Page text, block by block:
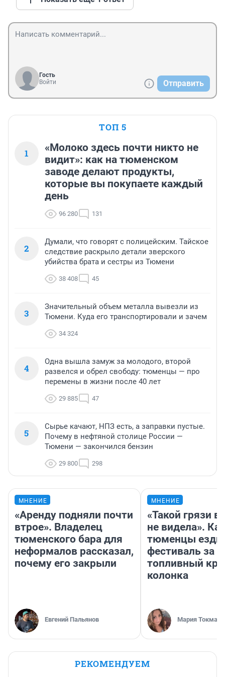
Гость
Войти
Отправить
ТОП 5
1
«Молоко здесь почти никто не
видит»: как на тюменском
заводе делают продукты,
которые вы покупаете каждый
день
96 280 131
2
Думали, что говорят с полицейским. Тайское
следствие раскрыло детали зверского
убийства брата и сестры из Тюмени
38 408 45
3
Значительный объем металла вывезли из
Тюмени. Куда его транспортировали и зачем
34 324
4
Одна вышла замуж за молодого, второй
развелся и обрел свободу: тюменцы — про
перемены в жизни после 40 лет
29 885 47
5
Сырье качают, НПЗ есть, а заправки пустые.
Почему в нефтяной столице России —
Тюмени — закончился бензин
29 800 298
МНЕНИЕ
«Аренду подняли почти
втрое». Владелец
тюменского бара для
неформалов рассказал,
почему его закрыли
Евгений Пальянов
МНЕНИЕ
«Такой грязи
не видела».
тюменцы
фестиваль за
топливный
колонка
Мария
РЕКОМЕНДУЕМ